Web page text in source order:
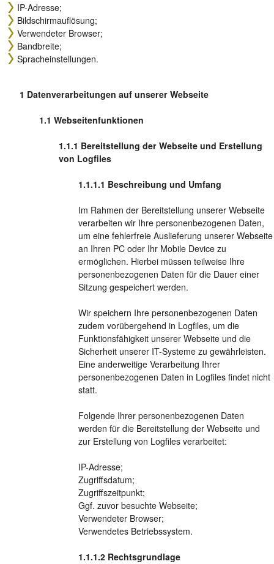
IP-Adresse;
Bildschirmauflösung;
Verwendeter Browser;
Bandbreite;
Spracheinstellungen.
Datenverarbeitungen auf unserer Webseite
Webseitenfunktionen
Bereitstellung der Webseite und Erstellung
von Logfiles
Beschreibung und Umfang
Im Rahmen der Bereitstellung unserer Webseite
verarbeiten wir Ihre personenbezogenen Daten,
um eine fehlerfreie Auslieferung unserer Webseite
an Ihren PC oder Ihr Mobile Device zu
ermöglichen. Hierbei müssen teilweise Ihre
personenbezogenen Daten für die Dauer einer
Sitzung gespeichert werden.
Wir speichern Ihre personenbezogenen Daten
zudem vorübergehend in Logfiles, um die
Funktionsfähigkeit unserer Webseite und die
Sicherheit unserer IT-Systeme zu gewährleisten.
Eine anderweitige Verarbeitung Ihrer
personenbezogenen Daten in Logfiles findet nicht
statt.
Folgende Ihrer personenbezogenen Daten
werden für die Bereitstellung der Webseite und
zur Erstellung von Logfiles verarbeitet:
IP-Adresse;
Zugriffsdatum;
Zugriffszeitpunkt;
Ggf. zuvor besuchte Webseite;
Verwendeter Browser;
Verwendetes Betriebssystem.
Rechtsgrundlage